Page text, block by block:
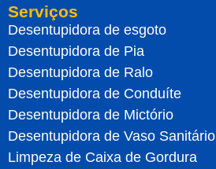
Serviços
Desentupidora de esgoto
Desentupidora de Pia
Desentupidora de Ralo
Desentupidora de Conduíte
Desentupidora de Mictório
Desentupidora de Vaso Sanitário
Limpeza de Caixa de Gordura